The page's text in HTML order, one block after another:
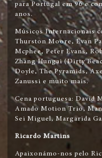
para Portugal em 96 e
anos.
Músicos Internacionais
Thurston Moore, Evan
Mcphee, Peter Evans,
Zhang Hungai (Dirty
Doyle, The Pyramids,
Zanussi e muito mais.
Cena portuguesa: David
Amado Motion Trio,
Sei Miguel, Margarida
Ricardo Martins
Apaixonámo-nos pelo